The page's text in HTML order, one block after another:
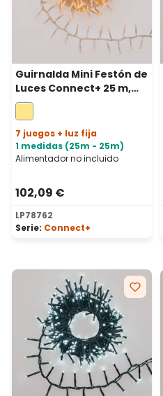
Guirnalda Mini Festón de
Luces Connect+ 25 m,
1250 led blanco cálido,
cable transparente,
prolongable
7 juegos + luz fija
1 medidas (25m - 25m)
Alimentador no incluido
102,09 €
LP78762
Serie: Connect+